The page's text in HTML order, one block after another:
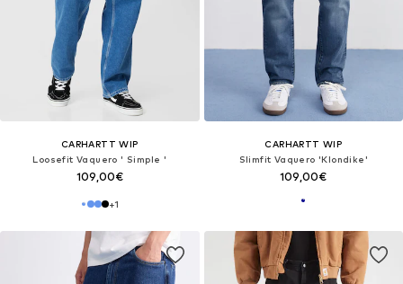
CARHARTT WIP
Loosefit Vaquero ' Simple '
109,00€
+1
CARHARTT WIP
Slimfit Vaquero 'Klondike'
109,00€